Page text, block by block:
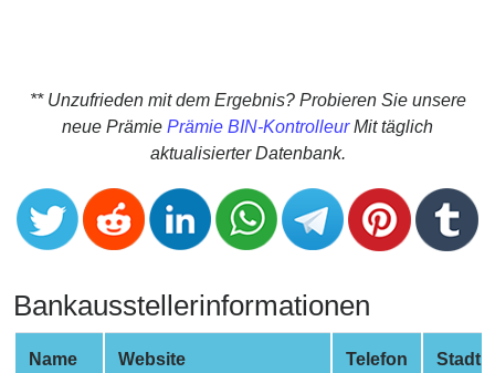
Credit
Card
Credit
Card
Generator
Credit
Card
Generator
** Unzufrieden mit dem Ergebnis? Probieren Sie unsere
neue Prämie Prämie BIN-KontrolleurMit täglich
aktualisierter Datenbank.
Bankausstellerinformationen
Name Website Telefon Stadt